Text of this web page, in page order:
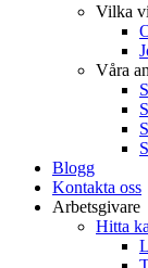
Vilka
Våra
Blogg
Kontakta oss
Arbetsgivare
Hitta